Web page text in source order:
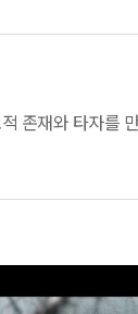
존재와 타자를